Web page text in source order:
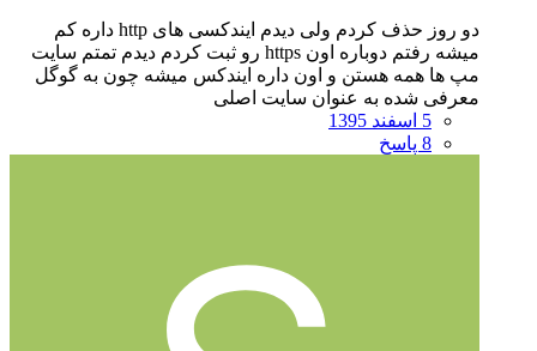
دو روز حذف کردم ولی دیدم ایندکسی های http داره کم
میشه رفتم دوباره اون https رو ثبت کردم دیدم تمتم سایت
مپ ها همه هستن و اون داره ایندکس میشه چون به گوگل
معرفی شده به عنوان سایت اصلی
5 اسفند 1395
8 پاسخ